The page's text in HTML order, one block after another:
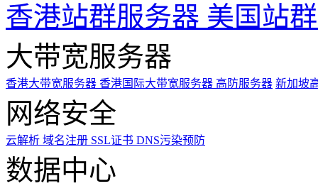
香港站群服务器 美国站
大带宽服务器
香港大带宽服务器 香港国际大带宽服务器 高防服务器 新加坡
网络安全
云解析 域名注册 SSL证书 DNS污染预防
数据中心